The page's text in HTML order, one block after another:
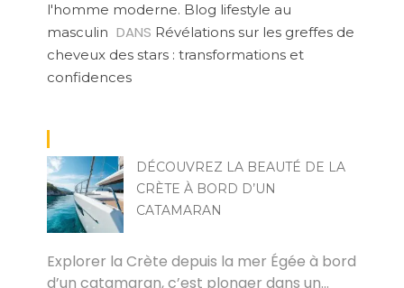
l'homme moderne. Blog lifestyle au
masculin DANS Révélations sur les greffes de
cheveux des stars : transformations et
confidences
DÉCOUVREZ LA BEAUTÉ DE LA
CRÈTE À BORD D’UN
CATAMARAN
Explorer la Crète depuis la mer Égée à bord
d’un catamaran, c’est plonger dans un…